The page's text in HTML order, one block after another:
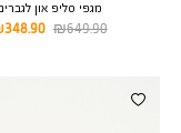
מגפי סליפ און
מחיר
348.90 ₪
מחיר
649.90 ₪